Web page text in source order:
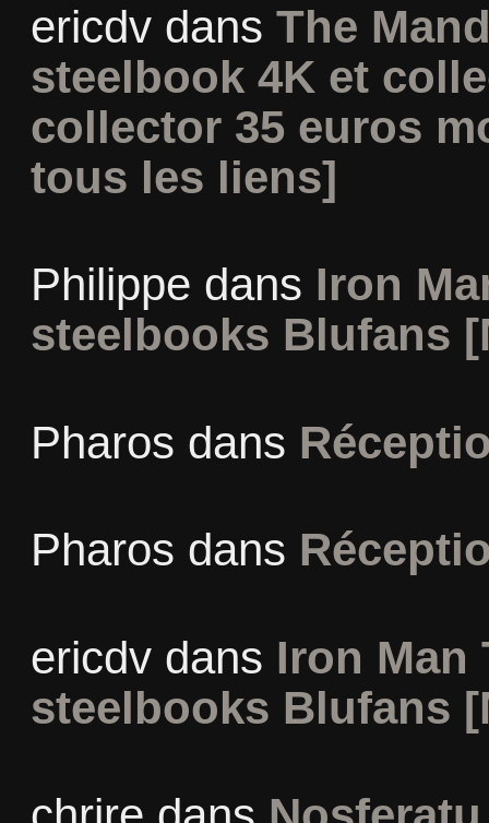
ericdvdans The
steelbook 4K et
collector 35 euros
tous les liens]
Philippe dans Iron
steelbooks Blufans
Pharos dans
Pharos dans
ericdvdans Iron Man
steelbooks Blufans